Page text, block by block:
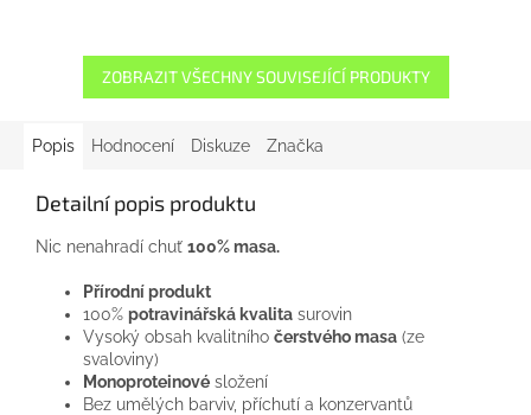
ZOBRAZIT VŠECHNY SOUVISEJÍCÍ PRODUKTY
Popis Hodnocení Diskuze Značka
Detailní popis produktu
Nic nenahradí chuť 100% masa.
Přírodní produkt
100% potravinářská kvalita surovin
Vysoký obsah kvalitního čerstvého masa (ze
svaloviny)
Monoproteinové složení
Bez umělých barviv, příchutí a konzervantů